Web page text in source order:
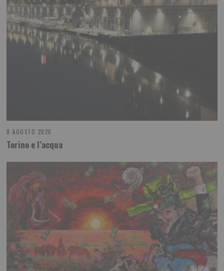
8 AGOSTO 2026
Torino e l’acqua